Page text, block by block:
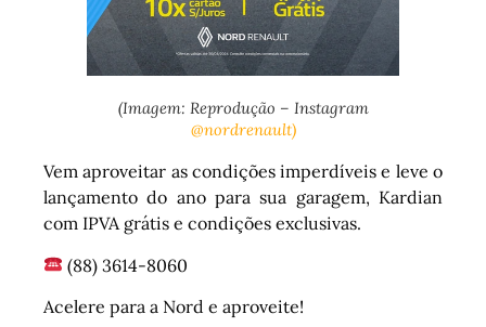
(Imagem: Reprodução – Instagram
@nordrenault)
Vem aproveitar as condições imperdíveis e leve o
lançamento do ano para sua garagem, Kardian
com IPVA grátis e condições exclusivas.
(88) 3614-8060
Acelere para a Nord e aproveite!